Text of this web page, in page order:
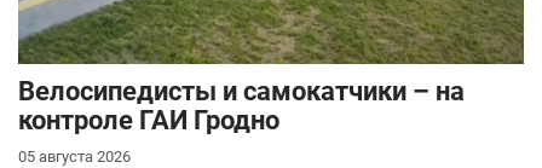
Велосипедисты и самокатчики – на
контроле ГАИ Гродно
05 августа 2026